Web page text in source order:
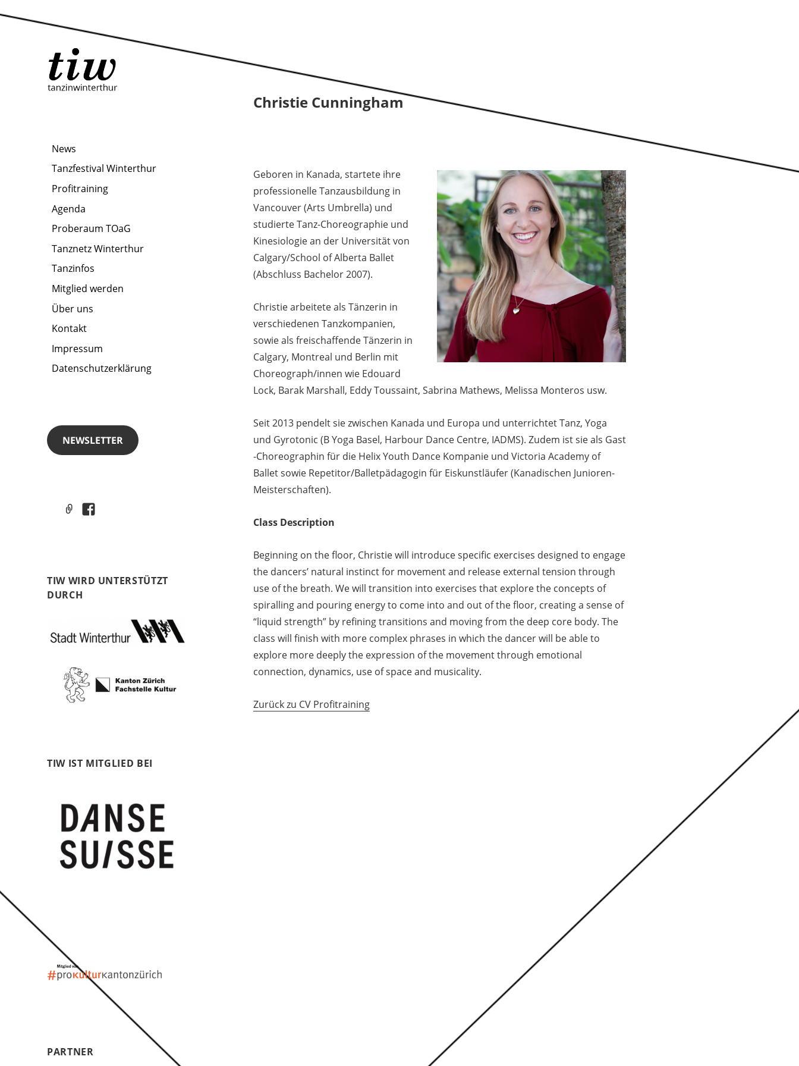
News
Tanzfestival Winterthur
Profitraining
Agenda
Proberaum TOaG
Tanznetz Winterthur
Tanzinfos
Mitglied werden
Über uns
Kontakt
Impressum
Datenschutzerklärung
NEWSLETTER
LinksFacebook
TIW WIRD UNTERSTÜTZT
DURCH
TIW IST MITGLIED BEI
PARTNER
Christie Cunningham
Geboren in Kanada, startete ihre
professionelle Tanzausbildung in
Vancouver (Arts Umbrella) und
studierte Tanz-Choreographie und
Kinesiologie an der Universität von
Calgary/School of Alberta Ballet
(Abschluss Bachelor 2007).
Christie arbeitete als Tänzerin in
verschiedenen Tanzkompanien,
sowie als freischaffende Tänzerin in
Calgary, Montreal und Berlin mit
Choreograph/innen wie Edouard
Lock, Barak Marshall, Eddy Toussaint, Sabrina Mathews, Melissa Monteros usw.
Seit 2013 pendelt sie zwischen Kanada und Europa und unterrichtet Tanz, Yoga
und Gyrotonic (B Yoga Basel, Harbour Dance Centre, IADMS). Zudem ist sie als Gast
-Choreographin für die Helix Youth Dance Kompanie und Victoria Academy of
Ballet sowie Repetitor/Balletpädagogin für Eiskunstläufer (Kanadischen Junioren-
Meisterschaften).
Class Description
Beginning on the floor, Christie will introduce specific exercises designed to engage
the dancers’ natural instinct for movement and release external tension through
use of the breath. We will transition into exercises that explore the concepts of
spiralling and pouring energy to come into and out of the floor, creating a sense of
“liquid strength” by refining transitions and moving from the deep core body. The
class will finish with more complex phrases in which the dancer will be able to
explore more deeply the expression of the movement through emotional
connection, dynamics, use of space and musicality.
Zurück zu CV Profitraining